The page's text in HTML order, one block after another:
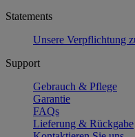
Statements
Unsere Verpflichtung
Support
Gebrauch & Pflege
Garantie
FAQs
Lieferung & Rückgabe